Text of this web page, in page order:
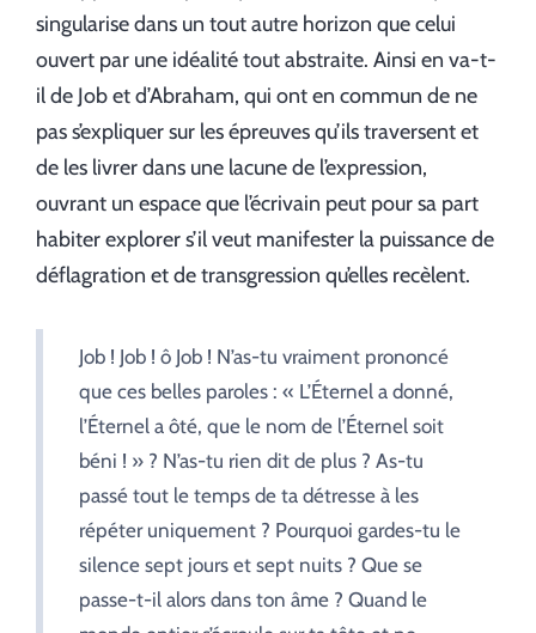
singularise dans un tout autre horizon que celui
ouvert par une idéalité tout abstraite. Ainsi en va-t-
il de Job et d’Abraham, qui ont en commun de ne
pas s’expliquer sur les épreuves qu’ils traversent et
de les livrer dans une lacune de l’expression,
ouvrant un espace que l’écrivain peut pour sa part
habiter explorer s’il veut manifester la puissance de
déflagration et de transgression qu’elles recèlent.
Job ! Job ! ô Job ! N’as-tu vraiment prononcé
que ces belles paroles : « L’Éternel a donné,
l’Éternel a ôté, que le nom de l’Éternel soit
béni ! » ? N’as-tu rien dit de plus ? As-tu
passé tout le temps de ta détresse à les
répéter uniquement ? Pourquoi gardes-tu le
silence sept jours et sept nuits ? Que se
passe-t-il alors dans ton âme ? Quand le